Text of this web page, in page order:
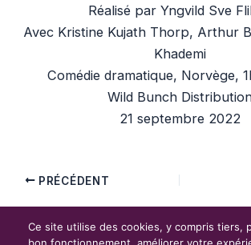
Réalisé par Yngvild Sve
Avec Kristine Kujath Thorp, Arthur
Khademi
Comédie dramatique, Norvège,
Wild Bunch
21 septembre 2022
PRÉCÉDENT
Copyright © 2026 Phantasmagory Cinéma
Ce site utilise des cookies, y compris tiers,